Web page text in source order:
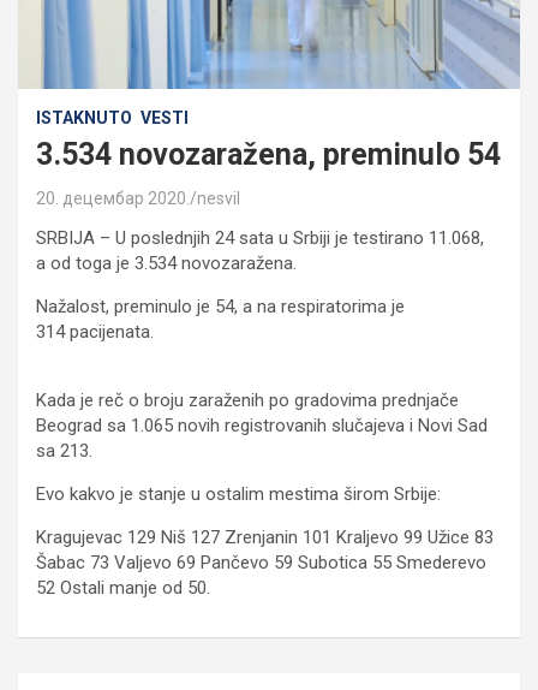
ISTAKNUTO VESTI
3.534 novozaražena, preminulo 54
20. децембар 2020. nesvil
SRBIJA – U poslednjih 24 sata u Srbiji je testirano 11.068,
a od toga je 3.534 novozaražena.
Nažalost, preminulo je 54, a na respiratorima je
314 pacijenata.
Kada je reč o broju zaraženih po gradovima prednjače
Beograd sa 1.065 novih registrovanih slučajeva i Novi Sad
sa 213.
Evo kakvo je stanje u ostalim mestima širom Srbije:
Kragujevac 129 Niš 127 Zrenjanin 101 Kraljevo 99 Užice 83
Šabac 73 Valjevo 69 Pančevo 59 Subotica 55 Smederevo
52 Ostali manje od 50.